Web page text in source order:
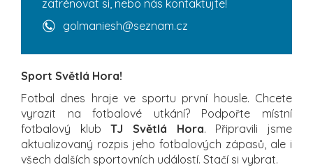
zatrénovat si, nebo nás kontaktujte!
golmaniesh@seznam.cz
Sport Světlá Hora!
Fotbal dnes hraje ve sportu první housle. Chcete
vyrazit na fotbalové utkání? Podpořte místní
fotbalový klubTJ Světlá Hora. Připravili jsme
aktualizovaný rozpis jeho fotbalových zápasů, ale i
všech dalších sportovních událostí. Stačí si vybrat.